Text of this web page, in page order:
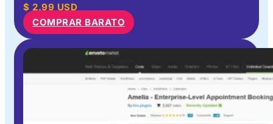
$ 2.99 USD
COMPRAR BARATO